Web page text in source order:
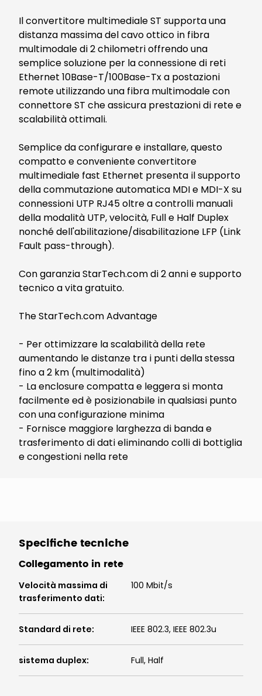
Il convertitore multimediale ST supporta una
distanza massima del cavo ottico in fibra
multimodale di 2 chilometri offrendo una
semplice soluzione per la connessione di reti
Ethernet 10Base-T/100Base-Tx a postazioni
remote utilizzando una fibra multimodale con
connettore ST che assicura prestazioni di rete e
scalabilità ottimali.
Semplice da configurare e installare, questo
compatto e conveniente convertitore
multimediale fast Ethernet presenta il supporto
della commutazione automatica MDI e MDI-X su
connessioni UTP RJ45 oltre a controlli manuali
della modalità UTP, velocità, Full e Half Duplex
nonché dell'abilitazione/disabilitazione LFP (Link
Fault pass-through).
Con garanzia StarTech.com di 2 anni e supporto
tecnico a vita gratuito.
The StarTech.com Advantage
- Per ottimizzare la scalabilità della rete
aumentando le distanze tra i punti della stessa
fino a 2 km (multimodalità)
- La enclosure compatta e leggera si monta
facilmente ed è posizionabile in qualsiasi punto
con una configurazione minima
- Fornisce maggiore larghezza di banda e
trasferimento di dati eliminando colli di bottiglia
e congestioni nella rete
Specifiche tecniche
Collegamento in rete
Velocità massima di
trasferimento dati:
100 Mbit/s
Standard di rete: IEEE 802.3, IEEE 802.3u
sistema duplex: Full, Half